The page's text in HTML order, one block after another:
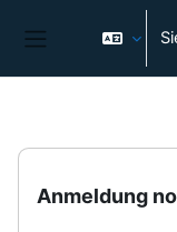
Anmeldung